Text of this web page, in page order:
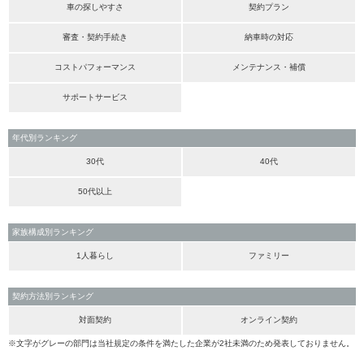
車の探しやすさ 契約プラン
審査・契約手続き 納車時の対応
コストパフォーマンス メンテナンス・補償
サポートサービス
年代別ランキング
30代 40代
50代以上
家族構成別ランキング
1人暮らし ファミリー
契約方法別ランキング
対面契約 オンライン契約
※文字がグレーの部門は当社規定の条件を満たした企業が2社未満のため発表しておりません。